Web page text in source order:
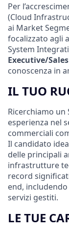
Per
(Cloud
ai Market
focalizzato agli
System
Executive/
conoscenza in
IL TUO
Ricerchiamo un
esperienza nel
commerciali
Il candidato
delle principali
infrastrutture
record
end,
servizi gestiti.
LE TUE